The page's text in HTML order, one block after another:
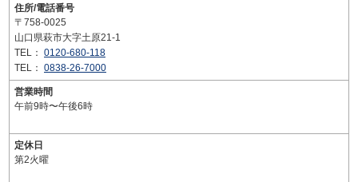
住所/電話番号
〒758-0025
山口県萩市大字土原21-1
TEL： 0120-680-118
TEL： 0838-26-7000
営業時間
午前9時〜午後6時
定休日
第2火曜